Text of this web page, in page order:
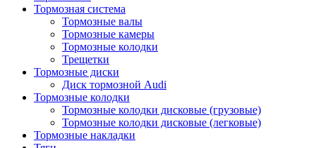
Тормозная система
Тормозные валы
Тормозные камеры
Тормозные колодки
Трещетки
Тормозные диски
Диск тормозной Audi
Тормозные колодки
Тормозные колодки дисковые (грузовые)
Тормозные колодки дисковые (легковые)
Тормозные накладки